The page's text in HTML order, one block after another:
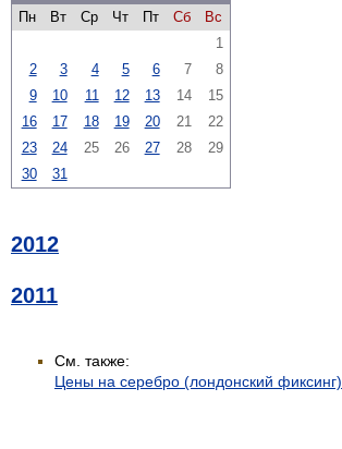
Пн
Вт Ср Чт Пт Сб
Вс
1
2
3 4 5 6 7
8
9
10 11 12 13 14
15
16
17 18 19 20 21
22
23
24 25 26 27 28
29
30
31
2012
2011
См. также:
Цены на серебро (лондонский фиксинг)